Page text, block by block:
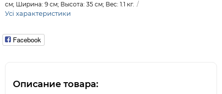
см; Ширина: 9 см; Высота: 35 см; Вес: 1.1 кг.
Усі характеристики
Facebook
Описание товара: